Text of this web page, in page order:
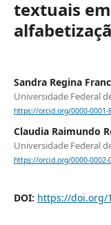
textuais
Sandra Regina
Universidade Federal
https://orcid.org/0000-0001-
Claudia Raimundo
Universidade Federal
https://orcid.org/0000-0002-
DOI: https://doi.org/